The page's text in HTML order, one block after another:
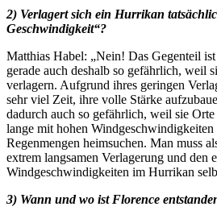
2) Verlagert sich ein Hurrikan
Geschwindigkeit“?
Matthias Habel: „Nein! Das Gegenteil
gerade auch deshalb so gefährlich, weil
verlagern. Aufgrund ihres geringen
sehr viel Zeit, ihre volle Stärke
dadurch auch so gefährlich, weil sie
lange mit hohen Windgeschwindigkeiten
Regenmengen heimsuchen. Man muss
extrem langsamen Verlagerung und den
Windgeschwindigkeiten im Hurrikan
3) Wann und wo ist Florence